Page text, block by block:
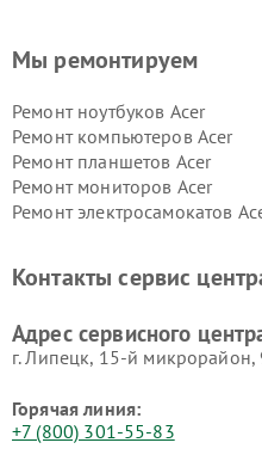
Мы ремонтируем
Ремонт ноутбуков Acer
Ремонт компьютеров Acer
Ремонт планшетов Acer
Ремонт мониторов Acer
Ремонт электросамокатов
Контакты сервис
Адрес сервисного
г. Липецк, 15-й микрорайон,
Горячая линия:
+7 (800) 301-55-83